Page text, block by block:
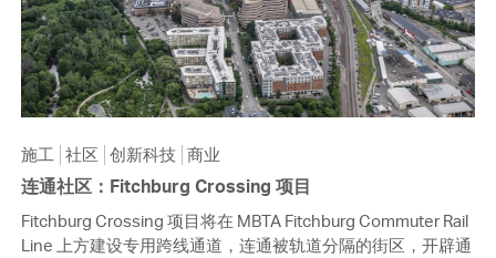
施工 社区 创新科技 商业
连通社区：Fitchburg Crossing 项目
Fitchburg Crossing 项目将在 MBTA Fitchburg Commuter Rail
Line 上方建设专用跨线通道，连通被轨道分隔的街区，开辟通